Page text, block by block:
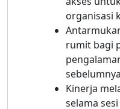
organisasi
rumit bagi
Kinerja
selama